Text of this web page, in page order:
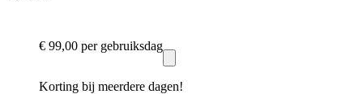
€ 99,00 per gebruiksdag
Korting bij meerdere dagen!